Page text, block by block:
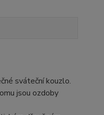
sváteční kouzlo.
jsou ozdoby